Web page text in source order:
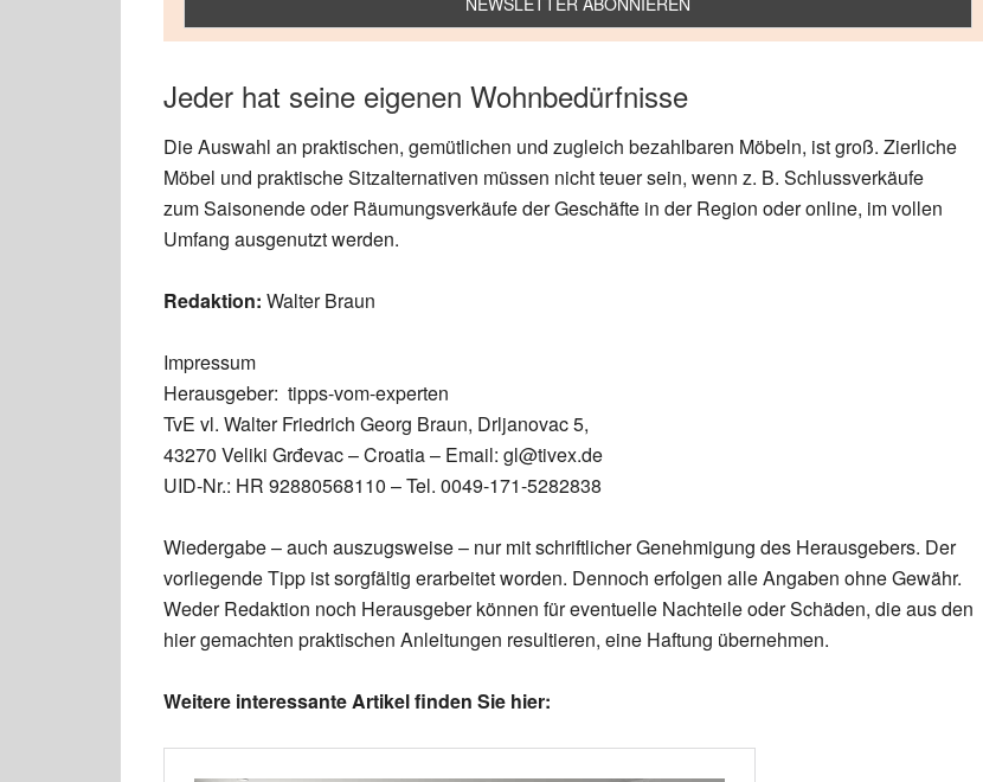
Jeder hat seine eigenen Wohnbedürfnisse
Die Auswahl an praktischen, gemütlichen und zugleich bezahlbaren Möbeln, ist groß. Zierliche
Möbel und praktische Sitzalternativen müssen nicht teuer sein, wenn z. B. Schlussverkäufe
zum Saisonende oder Räumungsverkäufe der Geschäfte in der Region oder online, im vollen
Umfang ausgenutzt werden.
Redaktion: Walter Braun
Impressum
Herausgeber: tipps-vom-experten
TvE vl. Walter Friedrich Georg Braun, Drljanovac 5,
43270 Veliki Grđevac – Croatia – Email: gl@tivex.de
UID-Nr.: HR 92880568110 – Tel. 0049-171-5282838
Wiedergabe – auch auszugsweise – nur mit schriftlicher Genehmigung des Herausgebers. Der
vorliegende Tipp ist sorgfältig erarbeitet worden. Dennoch erfolgen alle Angaben ohne Gewähr.
Weder Redaktion noch Herausgeber können für eventuelle Nachteile oder Schäden, die aus den
hier gemachten praktischen Anleitungen resultieren, eine Haftung übernehmen.
Weitere interessante Artikel finden Sie hier: